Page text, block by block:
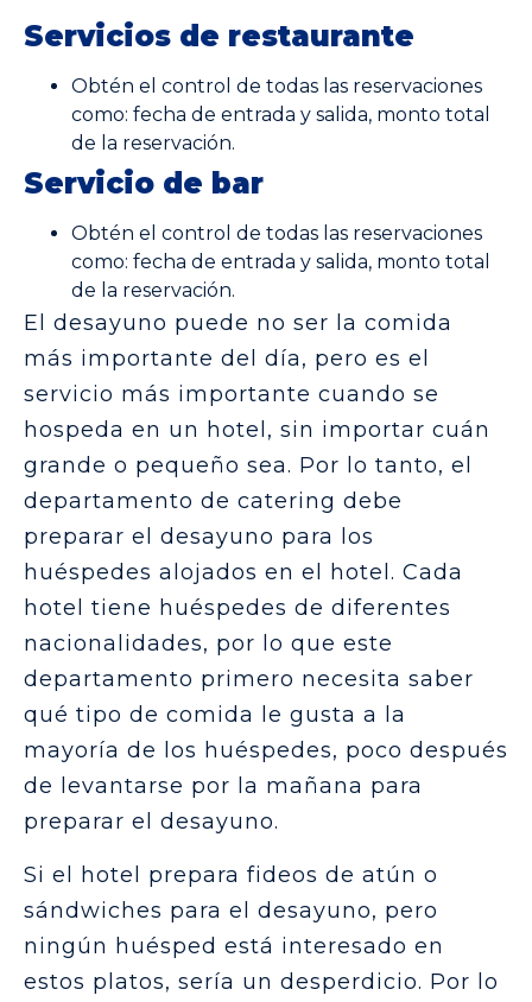
Servicios de restaurante
Obtén el control de todas las reservaciones
como: fecha de entrada y salida, monto total
de la reservación.
Servicio de bar
Obtén el control de todas las reservaciones
como: fecha de entrada y salida, monto total
de la reservación.
El desayuno puede no ser la comida
más importante del día, pero es el
servicio más importante cuando se
hospeda en un hotel, sin importar cuán
grande o pequeño sea. Por lo tanto, el
departamento de catering debe
preparar el desayuno para los
huéspedes alojados en el hotel. Cada
hotel tiene huéspedes de diferentes
nacionalidades, por lo que este
departamento primero necesita saber
qué tipo de comida le gusta a la
mayoría de los huéspedes, poco después
de levantarse por la mañana para
preparar el desayuno.
Si el hotel prepara fideos de atún o
sándwiches para el desayuno, pero
ningún huésped está interesado en
estos platos, sería un desperdicio. Por lo